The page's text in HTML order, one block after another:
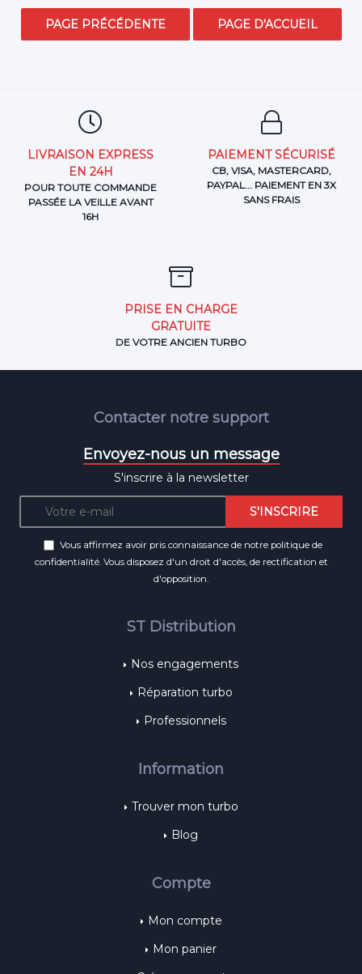
LIVRAISON EXPRESS
EN 24H
POUR TOUTE COMMANDE
PASSÉE LA VEILLE AVANT
16H
PAIEMENT SÉCURISÉ
CB, VISA, MASTERCARD,
PAYPAL... PAIEMENT EN 3X
SANS FRAIS
PRISE EN CHARGE
GRATUITE
DE VOTRE ANCIEN TURBO
Contacter notre support
Envoyez-nous un message
S'inscrire à la newsletter
Vous affirmez avoir pris connaissance de notre politique de
confidentialité. Vous disposez d'un droit d'accès, de rectification et
d'opposition.
ST Distribution
Nos engagements
Réparation turbo
Professionnels
Information
Trouver mon turbo
Blog
Compte
Mon compte
Mon panier